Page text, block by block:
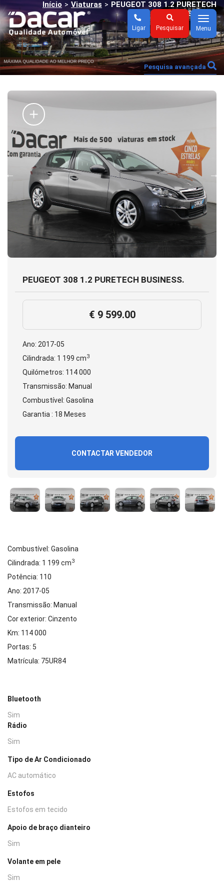
Pesquisar
Ligar
Menu
Menu
Início > Viaturas > PEUGEOT 308 1.2 PURETECH
BUSINESS.
Pesquisa avançada
PEUGEOT 308 1.2 PURETECH BUSINESS.
€ 9 599.00
Ano: 2017-05
Cilindrada: 1 199 cm3
Quilómetros: 114 000
Transmissão: Manual
Combustível: Gasolina
Garantia : 18 Meses
CONTACTAR VENDEDOR
Combustível: Gasolina
Cilindrada: 1 199 cm3
Potência: 110
Ano: 2017-05
Transmissão: Manual
Cor exterior: Cinzento
Km: 114 000
Portas: 5
Matrícula: 75UR84
Bluetooth
Sim
Rádio
Sim
Tipo de Ar Condicionado
AC automático
Estofos
Estofos em tecido
Apoio de braço dianteiro
Sim
Volante em pele
Sim